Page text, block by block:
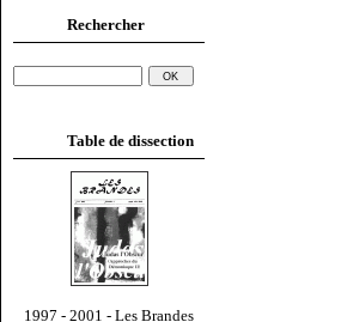
Rechercher
Table de dissection
1997 - 2001 - Les Brandes